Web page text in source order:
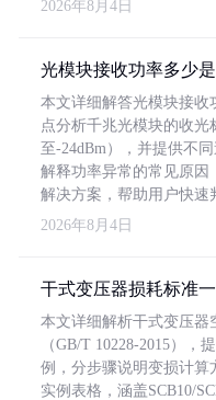
2026年8月4日
光模块接收功率多少
本文详细解答光模块接收
点分析千兆光模块的收光
至-24dBm），并提供不
解释功率异常的常见原因
解决方案，帮助用户快速
2026年8月4日
干式变压器损耗标准
本文详细解析干式变压器
（GB/T 10228-2015），
例，分步骤说明变损计算
实例表格，涵盖SCB10/